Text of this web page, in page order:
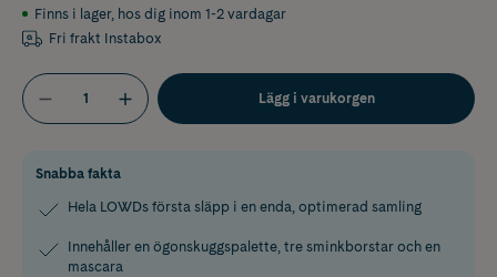
Finns i lager, hos dig inom 1-2 vardagar
Fri frakt Instabox
Lägg i varukorgen
Snabba fakta
Hela LOWDs första släpp i en enda, optimerad samling
Innehåller en ögonskuggspalette, tre sminkborstar och en
mascara